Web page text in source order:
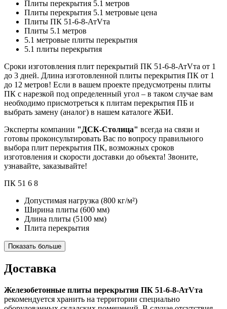
Плиты перекрытия 5.1 метров
Плиты перекрытия 5.1 метровые цена
Плиты ПК 51-6-8-АтVта
Плиты 5.1 метров
5.1 метровые плиты перекрытия
5.1 плиты перекрытия
Сроки изготовления плит перекрытий ПК 51-6-8-АтVта от 1
до 3 дней. Длина изготовленной плиты перекрытия ПК от 1
до 12 метров! Если в вашем проекте предусмотрены плиты
ПК с нарезкой под определенный угол – в таком случае вам
необходимо присмотреться к плитам перекрытия ПБ и
выбрать замену (аналог) в нашем каталоге ЖБИ.
Эксперты компании "ДСК-Столица" всегда на связи и
готовы проконсультировать Вас по вопросу правильного
выбора плит перекрытия ПК, возможных сроков
изготовления и скорости доставки до объекта! Звоните,
узнавайте, заказывайте!
ПК 51 6 8
Допустимая нагрузка (800 кг/м²)
Ширина плиты (600 мм)
Длина плиты (5100 мм)
Плита перекрытия
Показать больше
Доставка
Железобетонные плиты перекрытия ПК 51-6-8-АтVта
рекомендуется хранить на территории специально